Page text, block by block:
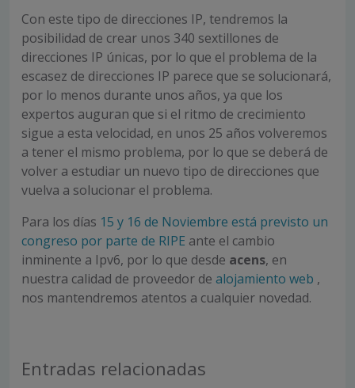
Con este tipo de direcciones IP, tendremos la
posibilidad de crear unos 340 sextillones de
direcciones IP únicas, por lo que el problema de la
escasez de direcciones IP parece que se solucionará,
por lo menos durante unos años, ya que los
expertos auguran que si el ritmo de crecimiento
sigue a esta velocidad, en unos 25 años volveremos
a tener el mismo problema, por lo que se deberá de
volver a estudiar un nuevo tipo de direcciones que
vuelva a solucionar el problema.
Para los días 15 y 16 de Noviembre está previsto un
congreso por parte de RIPE ante el cambio
inminente a Ipv6, por lo que desde acens, en
nuestra calidad de proveedor de alojamiento web ,
nos mantendremos atentos a cualquier novedad.
Entradas relacionadas